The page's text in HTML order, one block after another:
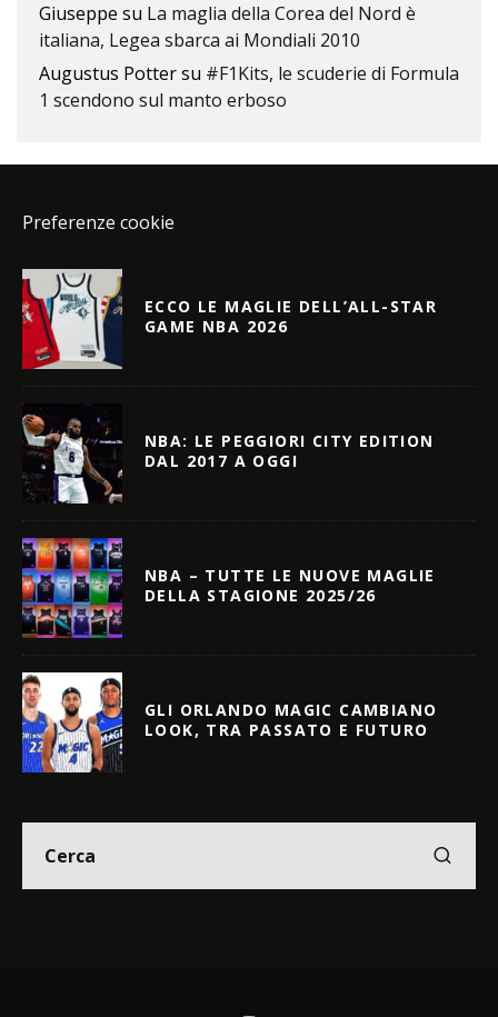
Giuseppe su La maglia della Corea del Nord è
italiana, Legea sbarca ai Mondiali 2010
Augustus Pottersu #F1Kits, le scuderie di Formula
1 scendono sul manto erboso
Preferenze cookie
ECCO LE MAGLIE DELL’ALL-STAR
GAME NBA 2026
NBA: LE PEGGIORI CITY EDITION
DAL 2017 A OGGI
NBA – TUTTE LE NUOVE MAGLIE
DELLA STAGIONE 2025/26
GLI ORLANDO MAGIC CAMBIANO
LOOK, TRA PASSATO E FUTURO